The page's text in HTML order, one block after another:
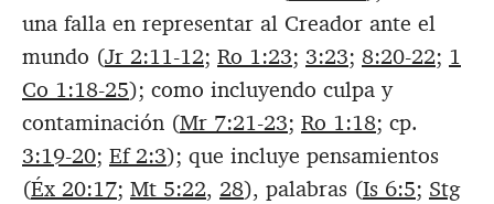
una falla en representar al Creador ante el
mundo (Jr 2:11-12; Ro 1:23; 3:23; 8:20-22; 1
Co 1:18-25); como incluyendo culpa y
contaminación (Mr 7:21-23; Ro 1:18; cp.
3:19-20; Ef 2:3); que incluye pensamientos
(Éx 20:17; Mt 5:22, 28), palabras (Is 6:5; Stg